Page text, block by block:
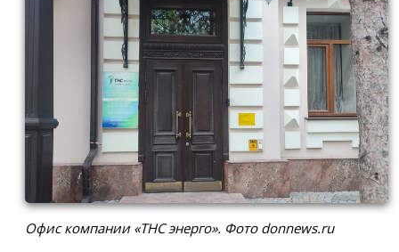
Офис компании «ТНС энерго». Фото donnews.ru